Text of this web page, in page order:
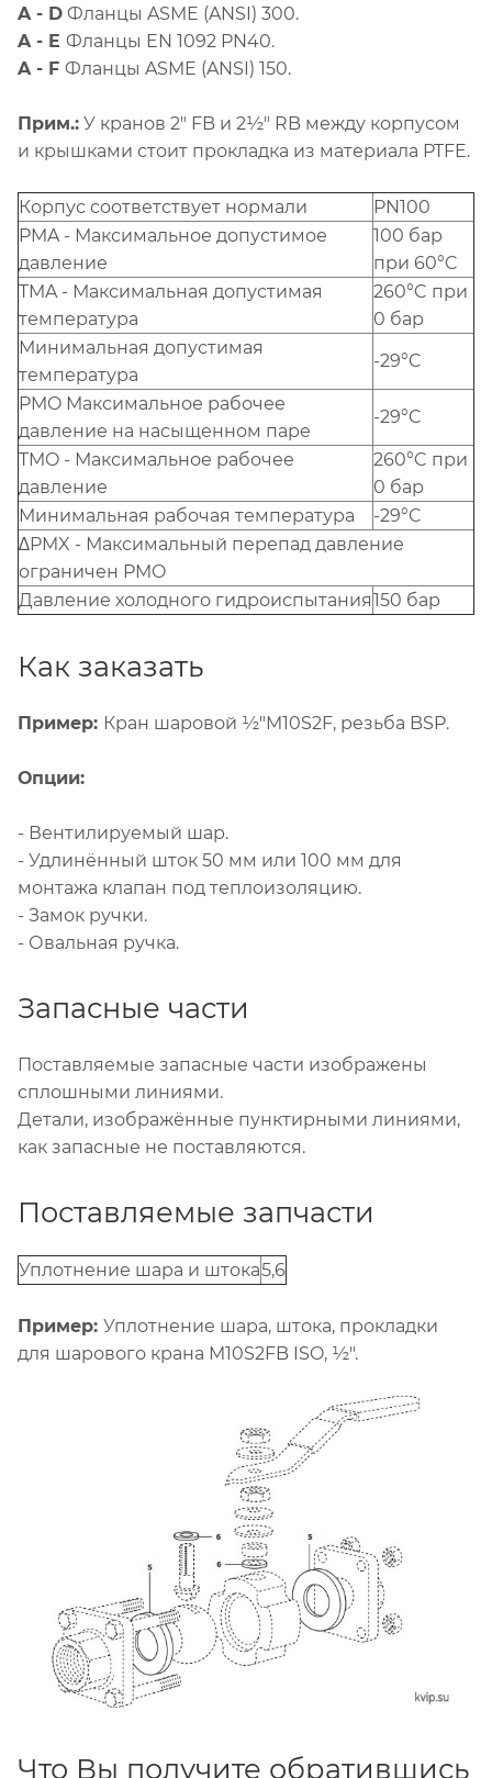
A - D Фланцы ASME (ANSI) 300.
A - E Фланцы EN 1092 PN40.
A - F Фланцы ASME (ANSI) 150.
Прим.: У кранов 2" FB и 2½" RB между корпусом
и крышками стоит прокладка из материала PTFE.
Корпус соответствует нормали
PN100
PMA - Максимальное допустимое
давление
100 бар
при 60°C
TMA - Максимальная допустимая
температура
260°C при
0 бар
Минимальная допустимая
температура
-29°C
PMO Максимальное рабочее
давление на насыщенном паре
-29°C
TMO - Максимальное рабочее
давление
260°C при
0 бар
Минимальная рабочая температура
-29°C
∆PMX - Максимальный перепад давление
ограничен PMO
Давление холодного гидроиспытания150 бар
Как заказать
Пример: Кран шаровой ½"M10S2F, резьба BSP.
Опции:
- Вентилируемый шар.
- Удлинённый шток 50 мм или 100 мм для
монтажа клапан под теплоизоляцию.
- Замок ручки.
- Овальная ручка.
Запасные части
Поставляемые запасные части изображены
сплошными линиями.
Детали, изображённые пунктирными линиями,
как запасные не поставляются.
Поставляемые запчасти
Уплотнение шара и штока5,6
Пример: Уплотнение шара, штока, прокладки
для шарового крана M10S2FB ISO, ½".
Что Вы получите обратившись